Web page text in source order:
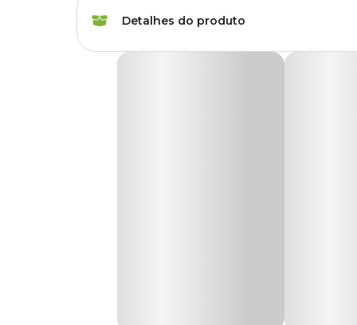
Marca Animalissimo
Detalhes do produto